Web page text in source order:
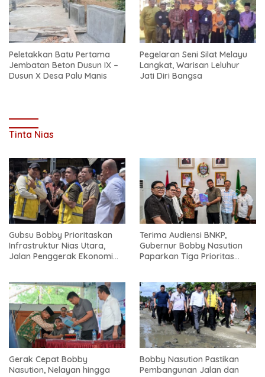
Peletakkan Batu Pertama
Jembatan Beton Dusun IX –
Dusun X Desa Palu Manis
Pegelaran Seni Silat Melayu
Langkat, Warisan Leluhur
Jati Diri Bangsa
Tinta Nias
Gubsu Bobby Prioritaskan
Infrastruktur Nias Utara,
Jalan Penggerak Ekonomi
Terima Audiensi BNKP,
Gubernur Bobby Nasution
Paparkan Tiga Prioritas
Gerak Cepat Bobby
Nasution, Nelayan hingga
Bobby Nasution Pastikan
Pembangunan Jalan dan